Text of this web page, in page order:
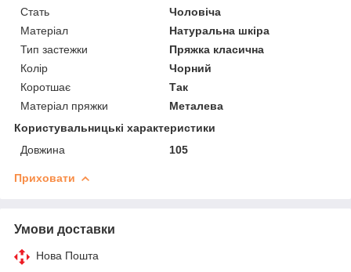
Стать
Чоловіча
Матеріал
Натуральна шкіра
Тип застежки
Пряжка класична
Колір
Чорний
Коротшає
Так
Матеріал пряжки
Металева
Користувальницькі характеристики
Довжина
105
Приховати
Умови доставки
Нова Пошта